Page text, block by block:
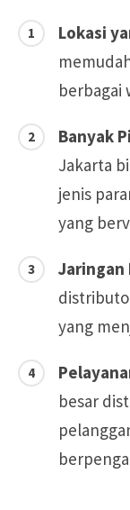
Lokasi
berbagai
Banyak
Jakarta
jenis
yang
Jaringan
yang
besar